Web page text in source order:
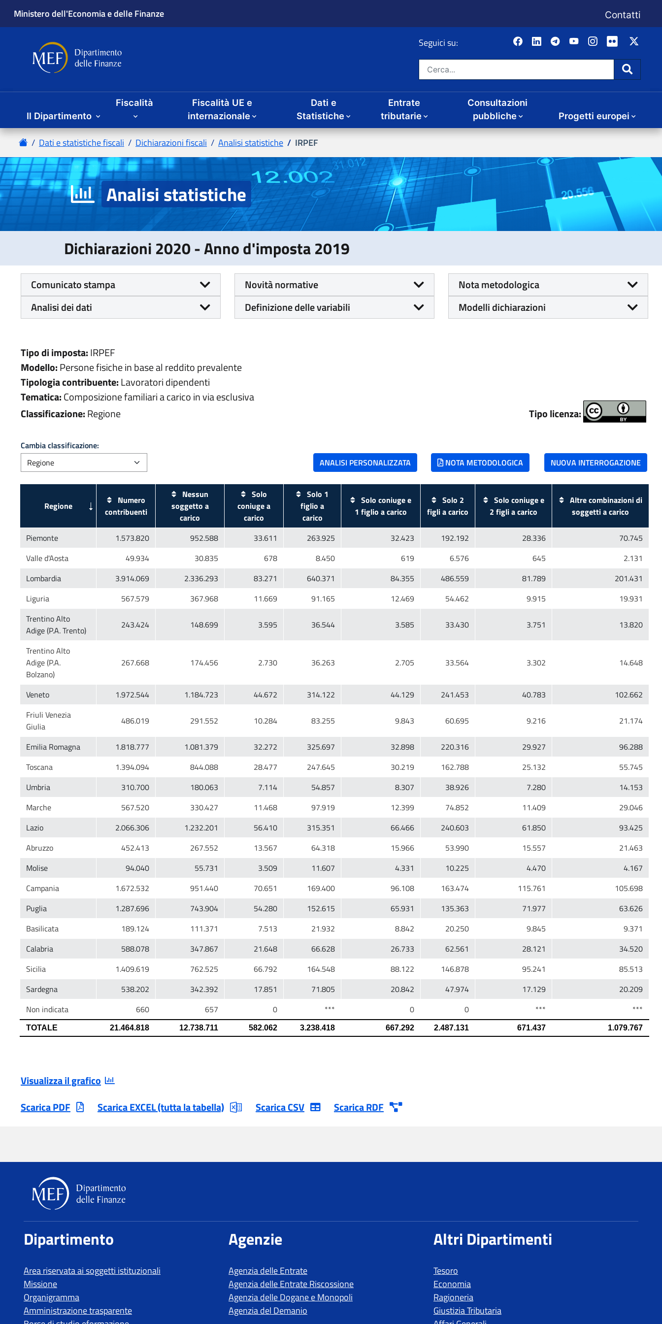
Il Dipartimento
Fiscalità Fiscalità UE e Dati e Entrate
Consultazioni
Progetti europei
IRPEF
Analisi statistiche
Dichiarazioni 2020 - Anno d'imposta 2019
Comunicato stampa Novità normative
Nota metodologica
Analisi dei dati
Definizione delle variabili Modelli dichiarazioni
Tipo di imposta:IRPEF
Modello:Persone fisiche in base al reddito prevalente
Tipologia contribuente:Lavoratori dipendenti
Tematica:Composizione familiari a carico in via esclusiva
Classificazione:Regione Tipo licenza:
Cambia classificazione:
NOTA METODOLOGICA
NUOVA INTERROGAZIONE
Numero
Nessun
soggetto a
Solo
coniuge a
Solo 1
figlio a
Solo coniuge e Solo 2 Solo coniuge e Altre combinazioni di
Trentino Alto
Trentino Alto
Adige (P.A.
Friuli Venezia
Tesoro
Economia
Ragioneria
Giustizia Tributaria